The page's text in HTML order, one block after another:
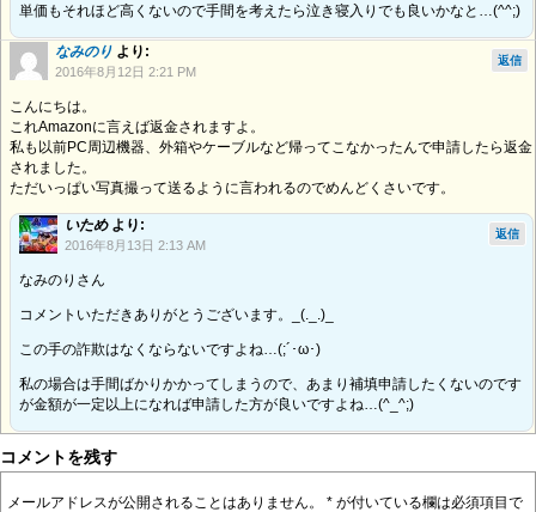
単価もそれほど高くないので手間を考えたら泣き寝入りでも良いかなと…(^^;)
なみのり より:
2016年8月12日 2:21 PM
こんにちは。
これAmazonに言えば返金されますよ。
私も以前PC周辺機器、外箱やケーブルなど帰ってこなかったんで申請したら返金
されました。
ただいっぱい写真撮って送るように言われるのでめんどくさいです。
返信
いため より:
2016年8月13日 2:13 AM
なみのりさん
コメントいただきありがとうございます。_(._.)_
この手の詐欺はなくならないですよね…(;´･ω･)
私の場合は手間ばかりかかってしまうので、あまり補填申請したくないのです
が金額が一定以上になれば申請した方が良いですよね…(^_^;)
返信
コメントを残す
メールアドレスが公開されることはありません。 * が付いている欄は必須項目で